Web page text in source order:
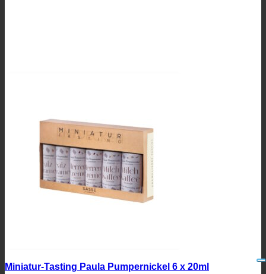
Miniatur-Tasting Paula Pumpernickel 6 x 20ml